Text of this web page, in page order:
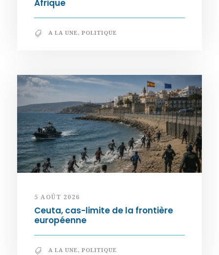
Afrique
A LA UNE, POLITIQUE
5 AOÛT 2026
Ceuta, cas-limite de la frontière
européenne
A LA UNE, POLITIQUE